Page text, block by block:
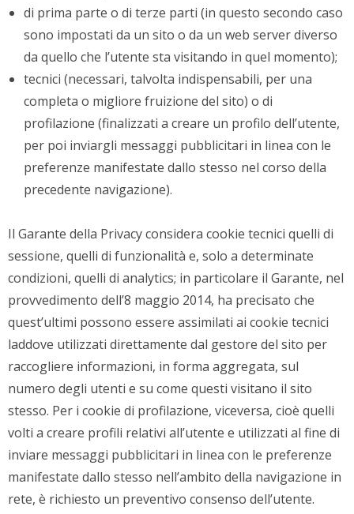
di prima parte o di terze parti (in questo secondo caso
sono impostati da un sito o da un web server diverso
da quello che l’utente sta visitando in quel momento);
tecnici (necessari, talvolta indispensabili, per una
completa o migliore fruizione del sito) o di
profilazione (finalizzati a creare un profilo dell’utente,
per poi inviargli messaggi pubblicitari in linea con le
preferenze manifestate dallo stesso nel corso della
precedente navigazione).
Il Garante della Privacy considera cookie tecnici quelli di
sessione, quelli di funzionalità e, solo a determinate
condizioni, quelli di analytics; in particolare il Garante, nel
provvedimento dell’8 maggio 2014, ha precisato che
quest’ultimi possono essere assimilati ai cookie tecnici
laddove utilizzati direttamente dal gestore del sito per
raccogliere informazioni, in forma aggregata, sul
numero degli utenti e su come questi visitano il sito
stesso. Per i cookie di profilazione, viceversa, cioè quelli
volti a creare profili relativi all’utente e utilizzati al fine di
inviare messaggi pubblicitari in linea con le preferenze
manifestate dallo stesso nell’ambito della navigazione in
rete, è richiesto un preventivo consenso dell’utente.